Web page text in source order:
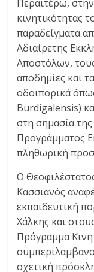
Περαιτέρω,
κινητικότητας
παραδείγματα
Αδιαίρετης
Αποστόλων,
αποδημίες και
οδοιπορικά
Burdigalensis)
στη σημασία
Προγράμματος
πληθωρική
Ο
Κασσιανός
εκπαιδευτική
Χάλκης και
Πρόγραμμα
σχετική